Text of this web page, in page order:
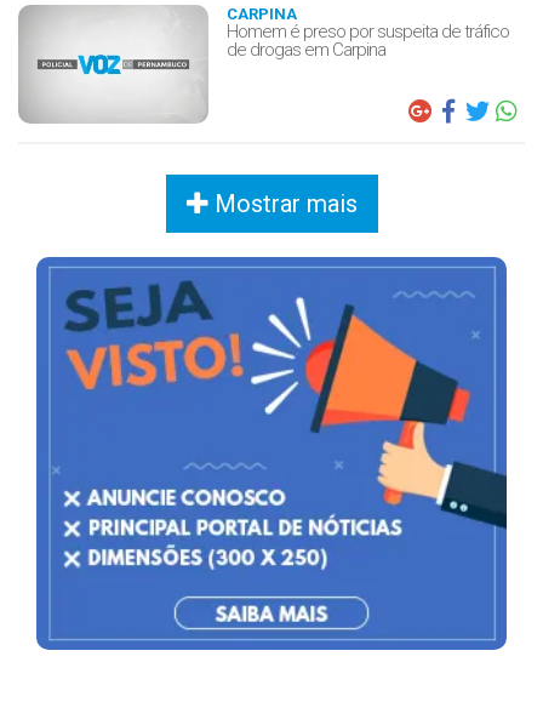
CARPINA
Homem é preso por suspeita de tráfico
de drogas em Carpina
Mostrar mais